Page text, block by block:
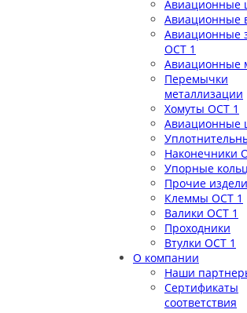
Авиационные
Авиационные
Авиационные
ОСТ 1
Авиационные
Перемычки
металлизации
Хомуты ОСТ 1
Авиационные
Наконечники
Упорные
Прочие
Клеммы ОСТ 1
Валики ОСТ 1
Проходники
Втулки ОСТ 1
О компании
Наши
Сертификаты
соответствия